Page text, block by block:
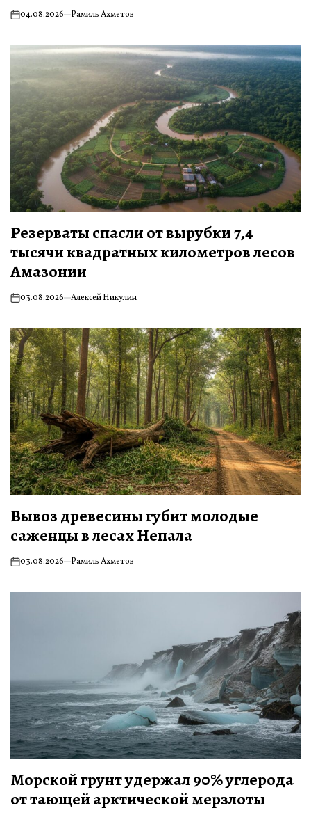
on04.08.2026 Рамиль Ахметов
Резерваты спасли от вырубки 7,4
тысячи квадратных километров лесов
Амазонии
on03.08.2026 Алексей Никулин
Вывоз древесины губит молодые
саженцы в лесах Непала
on03.08.2026 Рамиль Ахметов
Морской грунт удержал 90% углерода
от тающей арктической мерзлоты